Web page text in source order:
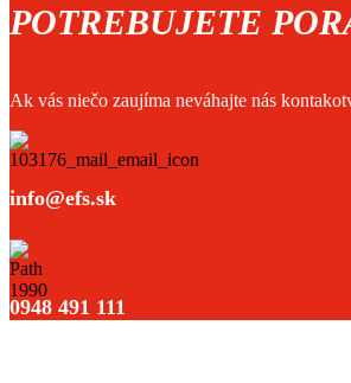
POTREBUJETE
Ak vás niečo zaujíma neváhajte nás
info@efs.sk
0948 491 111